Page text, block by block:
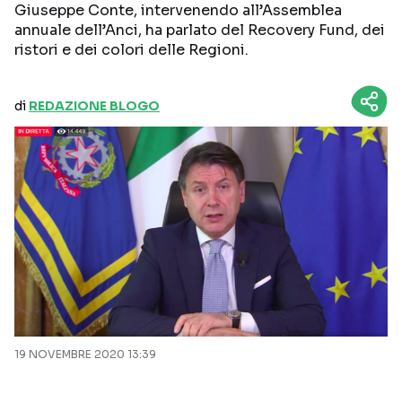
Giuseppe Conte, intervenendo all’Assemblea
annuale dell’Anci, ha parlato del Recovery Fund, dei
ristori e dei colori delle Regioni.
di REDAZIONE BLOGO
19 NOVEMBRE 2020 13:39